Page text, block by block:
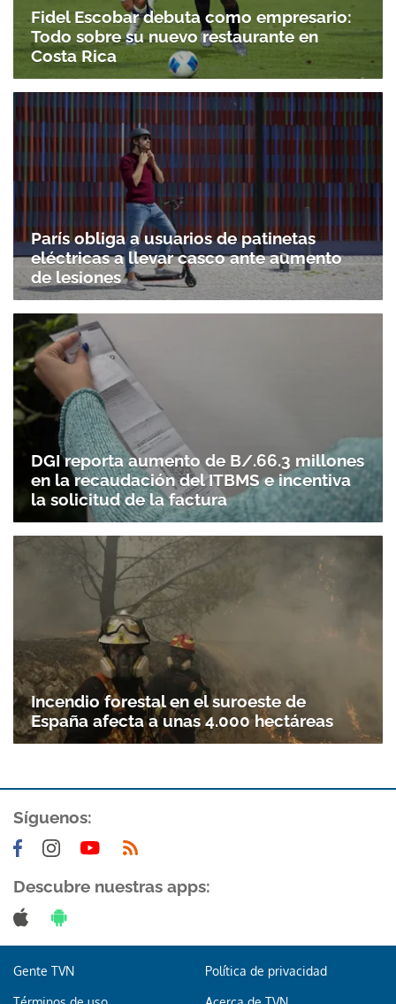
Fidel Escobar debuta como empresario:
Todo sobre su nuevo restaurante en
Costa Rica
París obliga a usuarios de patinetas
eléctricas a llevar casco ante aumento
de lesiones
DGI reporta aumento de B/.66.3 millones
en la recaudación del ITBMS e incentiva
la solicitud de la factura
Incendio forestal en el suroeste de
España afecta a unas 4.000 hectáreas
Síguenos:
Descubre nuestras apps:
Gente TVN Política de privacidad